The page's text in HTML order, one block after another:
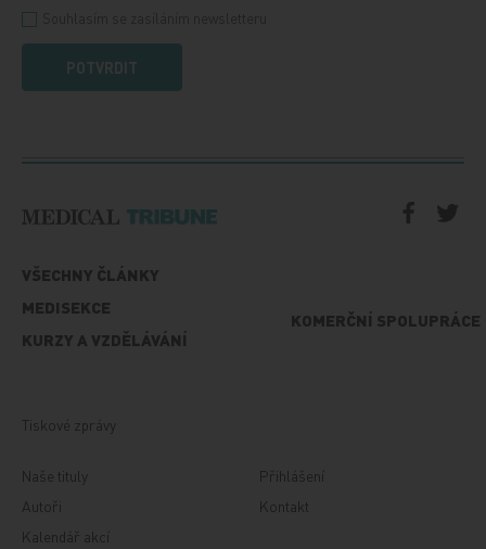
POTVRDIT
VŠECHNY ČLÁNKY
MEDISEKCE
KURZY A VZDĚLÁVÁNÍ
KOMERČNÍ SPOLUPRÁCE
Tiskové zprávy
Naše tituly
Autoři
Kalendář akcí
Přihlášení
Kontakt